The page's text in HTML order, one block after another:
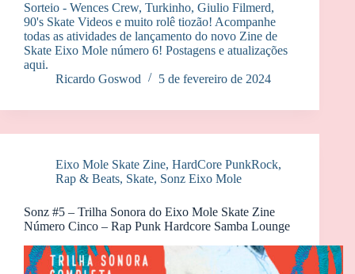
Sorteio - Wences Crew, Turkinho, Giulio Filmerd,
90's Skate Videos e muito rolê tiozão! Acompanhe
todas as atividades de lançamento do novo Zine de
Skate Eixo Mole número 6! Postagens e atualizações
aqui.
Ricardo Goswod
5 de fevereiro de 2024
Eixo Mole Skate Zine, HardCore PunkRock,
Rap & Beats, Skate, Sonz Eixo Mole
Sonz #5 – Trilha Sonora do Eixo Mole Skate Zine
Número Cinco – Rap Punk Hardcore Samba Lounge